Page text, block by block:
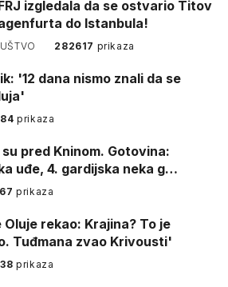
izgledala da se ostvario Titov
do Istanbula!
282617 prikaza
'12 dana nismo znali da se
prikaza
uđe, 4. gardijska neka g…
prikaza
Oluje rekao: Krajina? To je
Tuđmana zvao Krivousti'
prikaza